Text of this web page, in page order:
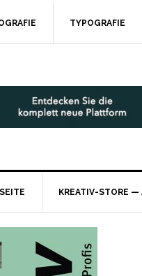
TYPOGRAFIE
KREATIV-STORE —